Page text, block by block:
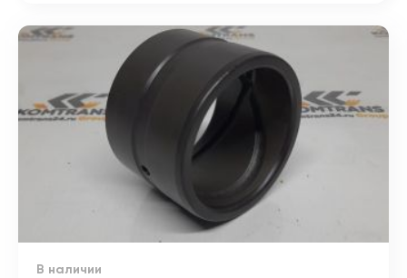
В наличии